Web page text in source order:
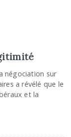
négociation sur
a révélé que le
et la